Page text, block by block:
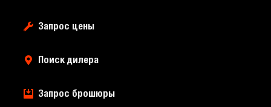
Запрос цены
Поиск дилера
Запрос брошюры